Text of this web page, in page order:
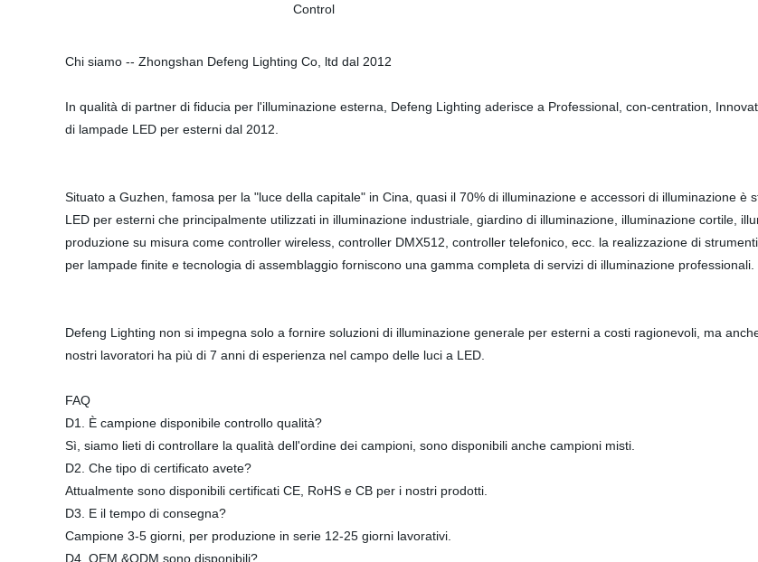
Chi siamo -- Zhongshan Defeng Lighting Co, ltd dal 2012
In qualità di partner di fiducia per l'illuminazione esterna, Defeng Lighting aderisce a Professional, con-centration,
di lampade LED per esterni dal 2012.
Situato a Guzhen, famosa per la "luce della capitale" in Cina, quasi il 70% di illuminazione e accessori di illuminazione
LED per esterni che principalmente utilizzati in illuminazione industriale, giardino di illuminazione, illuminazione cortile,
produzione su misura come controller wireless, controller DMX512, controller telefonico, ecc. la realizzazione di
per lampade finite e tecnologia di assemblaggio forniscono una gamma completa di servizi di illuminazione professionali.
Defeng Lighting non si impegna solo a fornire soluzioni di illuminazione generale per esterni a costi ragionevoli, ma
nostri lavoratori ha più di 7 anni di esperienza nel campo delle luci a LED.
FAQ
D1. È campione disponibile controllo qualità?
Sì, siamo lieti di controllare la qualità dell'ordine dei campioni, sono disponibili anche campioni misti.
D2. Che tipo di certificato avete?
Attualmente sono disponibili certificati CE, RoHS e CB per i nostri prodotti.
D3. E il tempo di consegna?
Campione 3-5 giorni, per produzione in serie 12-25 giorni lavorativi.
D4. OEM &ODM sono disponibili?